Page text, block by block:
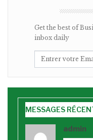
Get the best of
inbox daily
MESSAGES
admin